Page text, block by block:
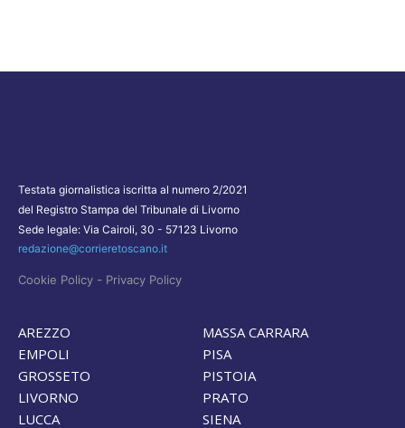
Testata giornalistica iscritta al numero 2/2021
del Registro Stampa del Tribunale di Livorno
Sede legale: Via Cairoli, 30 - 57123 Livorno
redazione@corrieretoscano.it
Cookie Policy - Privacy Policy
AREZZO
EMPOLI
GROSSETO
LIVORNO
LUCCA
MASSA CARRARA
PISA
PISTOIA
PRATO
SIENA